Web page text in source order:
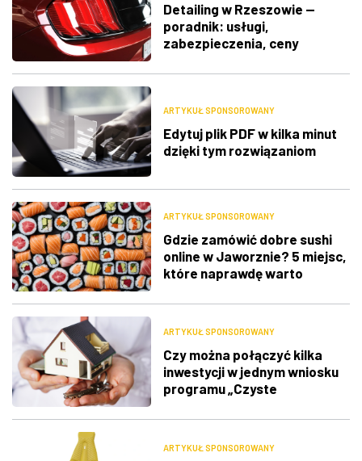
Detailing w Rzeszowie —
poradnik: usługi,
zabezpieczenia, ceny
ARTYKUŁ SPONSOROWANY
Edytuj plik PDF w kilka minut
dzięki tym rozwiązaniom
ARTYKUŁ SPONSOROWANY
Gdzie zamówić dobre sushi
online w Jaworznie? 5 miejsc,
które naprawdę warto
ARTYKUŁ SPONSOROWANY
Czy można połączyć kilka
inwestycji w jednym wniosku
programu „Czyste
ARTYKUŁ SPONSOROWANY